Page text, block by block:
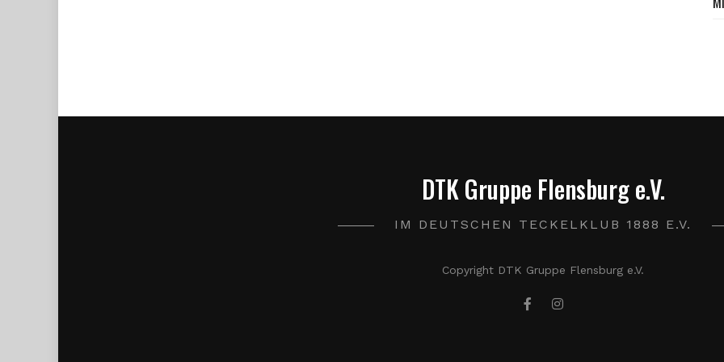
DTK Gruppe Flensburg e.V.
IM DEUTSCHEN TECKELKLUB 1888 E.V.
Copyright DTK Gruppe Flensburg e.V.